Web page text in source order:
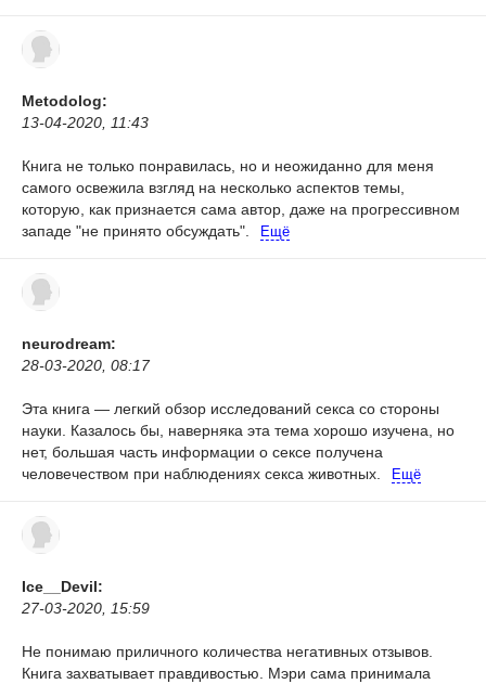
Metodolog:
13-04-2020, 11:43
Книга не только понравилась, но и неожиданно для меня
самого освежила взгляд на несколько аспектов темы,
которую, как признается сама автор, даже на прогрессивном
западе "не принято обсуждать".
Ещё
neurodream:
28-03-2020, 08:17
Эта книга — легкий обзор исследований секса со стороны
науки. Казалось бы, наверняка эта тема хорошо изучена, но
нет, большая часть информации о сексе получена
человечеством при наблюдениях секса животных.
Ещё
Ice__Devil:
27-03-2020, 15:59
Не понимаю приличного количества негативных отзывов.
Книга захватывает правдивостью. Мэри сама принимала